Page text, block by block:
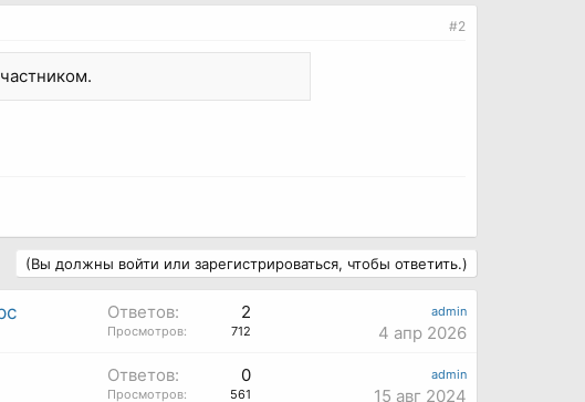
#2
(Вы должны войти или зарегистрироваться, чтобы ответить.)
Ответов: 2
Просмотров: 712
admin
4 апр 2026
Ответов: 0
Просмотров: 561
admin
15 авг 2024